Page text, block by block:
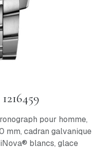
pour homme,
mm, cadran galvanique
blancs, glace